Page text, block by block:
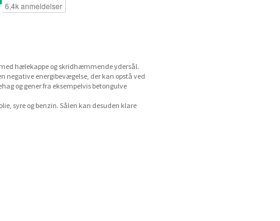
hælekappe og skridhæmmende ydersål.
negative energibevægelse, der kan opstå ved
og gener fra eksempelvis betongulve
syre og benzin. Sålen kan desuden klare